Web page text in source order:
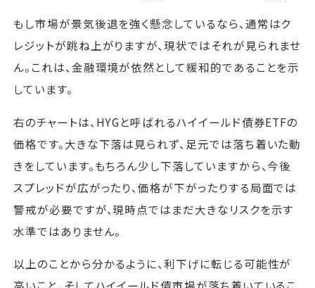
もし市場が景気後退を強く懸念しているなら、通常はク
レジットが跳ね上がりますが、現状ではそれが見られませ
ん。これは、金融環境が依然として緩和的であることを示
しています。
右のチャートは、HYGと呼ばれるハイイールド債券ETFの
価格です。大きな下落は見られず、足元では落ち着いた動
きをしています。もちろん少し下落していますから、今後
スプレッドが広がったり、価格が下がったりする局面では
警戒が必要ですが、現時点ではまだ大きなリスクを示す
水準ではありません。
以上のことから分かるように、利下げに転じる可能性が